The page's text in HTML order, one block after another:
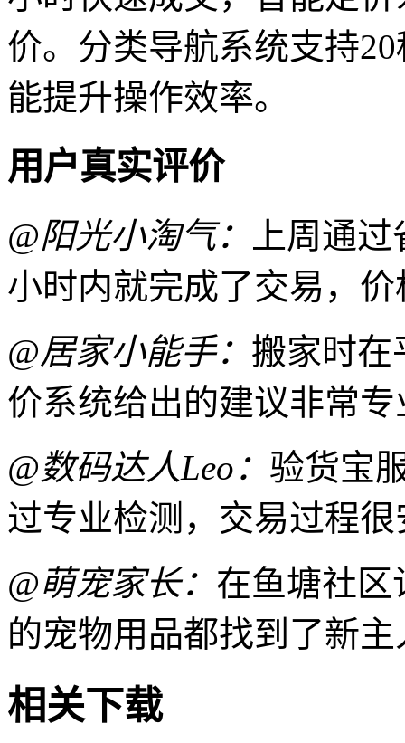
价。分类导航系统支持
能提升操作效率。
用户真实评价
@阳光小淘气：
上周通
小时内就完成了交易，
@居家小能手： 搬家时在
价系统给出的建议非常专
@数码达人Leo： 验货宝
过专业检测，交易过程很
@萌宠家长： 在鱼塘社区
的宠物用品都找到了新主
相关下载